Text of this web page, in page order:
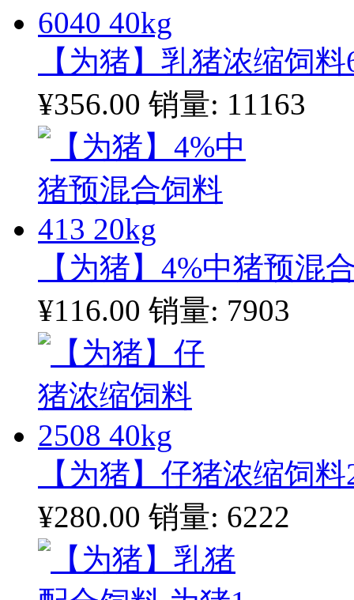
【为猪】乳猪浓缩饲
¥356.00 销量: 11163
【为猪】4%中猪预混
¥116.00 销量: 7903
【为猪】仔猪浓缩饲
¥280.00 销量: 6222